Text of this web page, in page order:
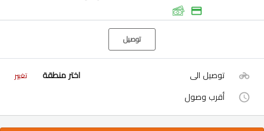
توصيل
توصيل الى اختر منطقة تغيير
أقرب وصول